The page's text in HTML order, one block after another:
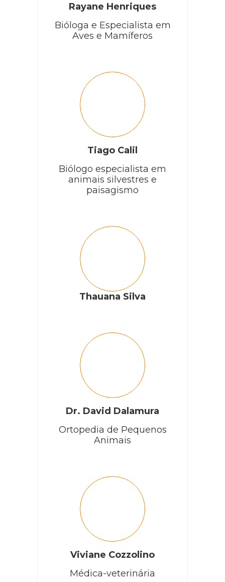
Rayane Henriques
Bióloga e Especialista em
Aves e Mamíferos
Tiago Calil
Biólogo especialista em
animais silvestres e
paisagismo
Thauana Silva
Dr. David Dalamura
Ortopedia de Pequenos
Animais
Viviane Cozzolino
Médica-veterinária